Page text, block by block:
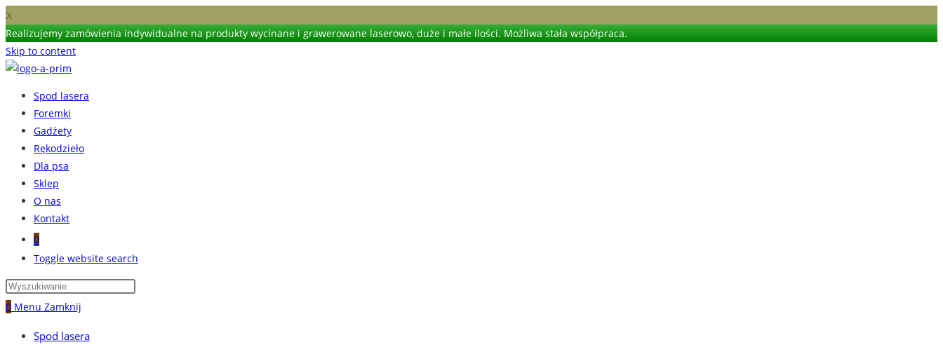
X
Realizujemy zamówienia indywidualne na produkty wycinane i grawerowane laserowo, duże i małe ilości. Możliwa stała współpraca.
Skip to content
Spod lasera
Foremki
Gadżety
Rękodzieło
Dla psa
Sklep
O nas
Kontakt
0
Toggle website search
0 Menu Zamknij
Spod lasera